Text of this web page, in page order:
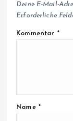
Deine E-Mail-
Erforderliche
Kommentar *
Name *